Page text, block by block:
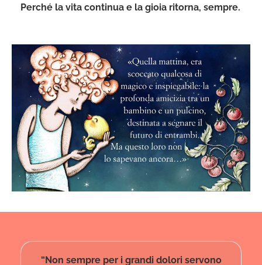
Perché la vita continua e la gioia ritorna, sempre.
“Non sempre per i grandi dolori servono